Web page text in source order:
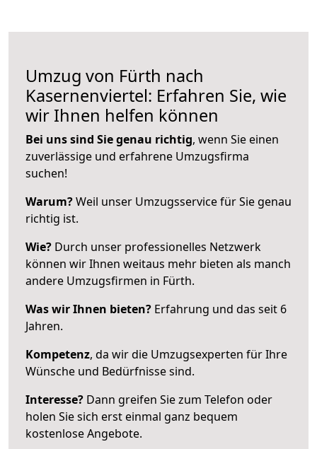
Umzug von Fürth nach
Kasernenviertel: Erfahren Sie, wie
wir Ihnen helfen können
Bei uns sind Sie genau richtig, wenn Sie einen
zuverlässige und erfahrene Umzugsfirma
suchen!
Warum?Weil unser Umzugsservice für Sie genau
richtig ist.
Wie? Durch unser professionelles Netzwerk
können wir Ihnen weitaus mehr bieten als manch
andere Umzugsfirmen in Fürth.
Was wir Ihnen bieten? Erfahrung und das seit 6
Jahren.
Kompetenz, da wir die Umzugsexperten für Ihre
Wünsche und Bedürfnisse sind.
Interesse? Dann greifen Sie zum Telefon oder
holen Sie sich erst einmal ganz bequem
kostenlose Angebote.